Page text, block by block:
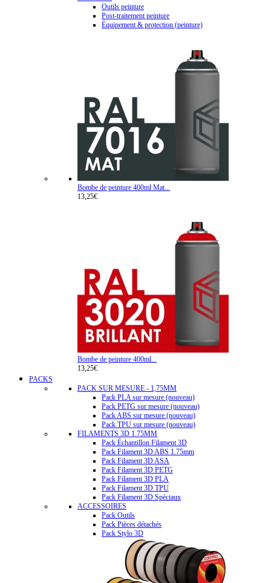
Outils peinture
Post-traitement peinture
Équipement & protection (peinture)
Bombe de peinture 400ml Mat...
13,25€
Bombe de peinture 400ml...
13,25€
PACKS
PACK SUR MESURE - 1,75MM
Pack PLA sur mesure (nouveau)
Pack PETG sur mesure (nouveau)
Pack ABS sur mesure (nouveau)
Pack TPU sur mesure (nouveau)
FILAMENTS 3D 1.75MM
Pack Échantillon Filament 3D
Pack Filament 3D ABS 1.75mm
Pack Filament 3D ASA
Pack Filament 3D PETG
Pack Filament 3D PLA
Pack Filament 3D TPU
Pack Filament 3D Spéciaux
ACCESSOIRES
Pack Outils
Pack Pièces détachés
Pack Stylo 3D